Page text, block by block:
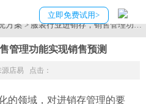
立即免费试用>
方案> 服装行业进销存，销售管理功能
管理功能实现销售预测
源店易 点击：
的领域，对进销存管理的要